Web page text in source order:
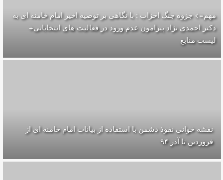
مهم=> جزوه جنگ احزاب : با نگاهی بر توصیه اخیر امام خامنه ای به
دکتر احمدی نژاد پیرامون عدم ورود در فعالیت های انتخاباتی+
لیست منابع
نقشه خوانی نفوذ دشمن با استفاده از بیانات امام خامنه ای از
فروردین تا آذر ۹۴